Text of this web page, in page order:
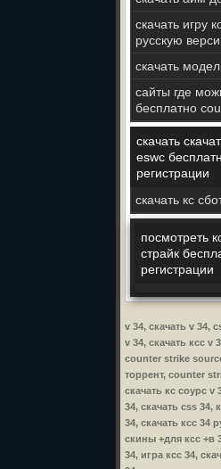
скачать игру
русскую
скачать
сайты где
бесплатно
скачать
eswc
регистрации
скачать кс
посмотреть
страйк
регистрации
v 34, скачать v 34,
v 34, скачать ксс v
counter strike
торрент, counter
скачать кс соурс v
34, скачать css 34,
34, скачать ксс 34
скины +для ксс +в
34, игра ксс 34,